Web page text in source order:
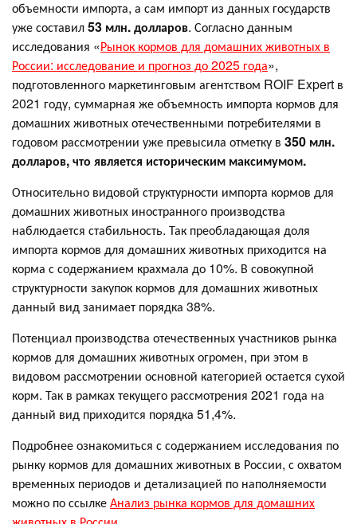
объемности импорта, а сам импорт из данных государств
уже составил53 млн. долларов. Согласно данным
исследования «Рынок кормов для домашних животных в
России: исследование и прогноз до 2025 года»,
подготовленного маркетинговым агентством ROIF Expert в
2021 году, суммарная же объемность импорта кормов для
домашних животных отечественными потребителями в
годовом рассмотрении уже превысила отметку в 350 млн.
долларов, что является историческим максимумом.
Относительно видовой структурности импорта кормов для
домашних животных иностранного производства
наблюдается стабильность. Так преобладающая доля
импорта кормов для домашних животных приходится на
корма с содержанием крахмала до 10%. В совокупной
структурности закупок кормов для домашних животных
данный вид занимает порядка 38%.
Потенциал производства отечественных участников рынка
кормов для домашних животных огромен, при этом в
видовом рассмотрении основной категорией остается сухой
корм. Так в рамках текущего рассмотрения 2021 года на
данный вид приходится порядка 51,4%.
Подробнее ознакомиться с содержанием исследования по
рынку кормов для домашних животных в России, с охватом
временных периодов и детализацией по наполняемости
можно по ссылкеАнализ рынка кормов для домашних